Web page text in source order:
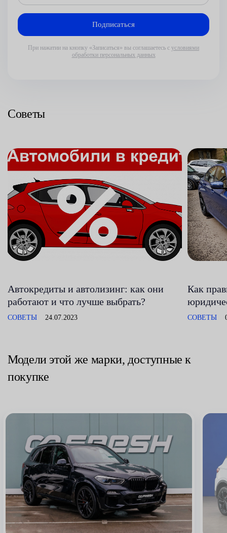
При нажатии на кнопку «Записаться» вы соглашаетесь с условиями
обработки персональных данных
Советы
Автокредиты и автолизинг: как они
работают и что лучше выбрать?
СОВЕТЫ 24.07.2023
Как
СОВЕТЫ
Модели этой же марки, доступные к
покупке